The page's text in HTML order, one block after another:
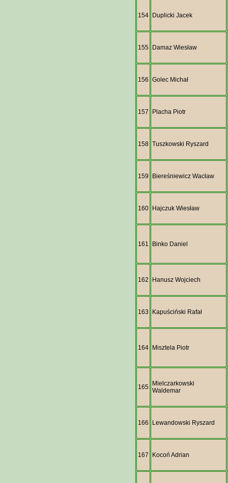
154 Duplicki Jacek
155 Damaz Wiesław
156 Golec Michał
157 Placha Piotr
158 Tuszkowski Ryszard
159 Biereśniewicz Wacław
160 Hajczuk Wiesław
161 Binko Daniel
162 Hanusz Wojciech
163 Kapuściński Rafał
164 Misztela Piotr
165
Mielczarkowski
Waldemar
166 Lewandowski Ryszard
167 Kocoń Adrian